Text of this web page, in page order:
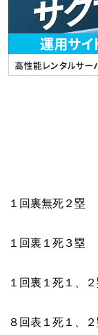
１回裏無
１回裏１
１回裏１死
８回表１死